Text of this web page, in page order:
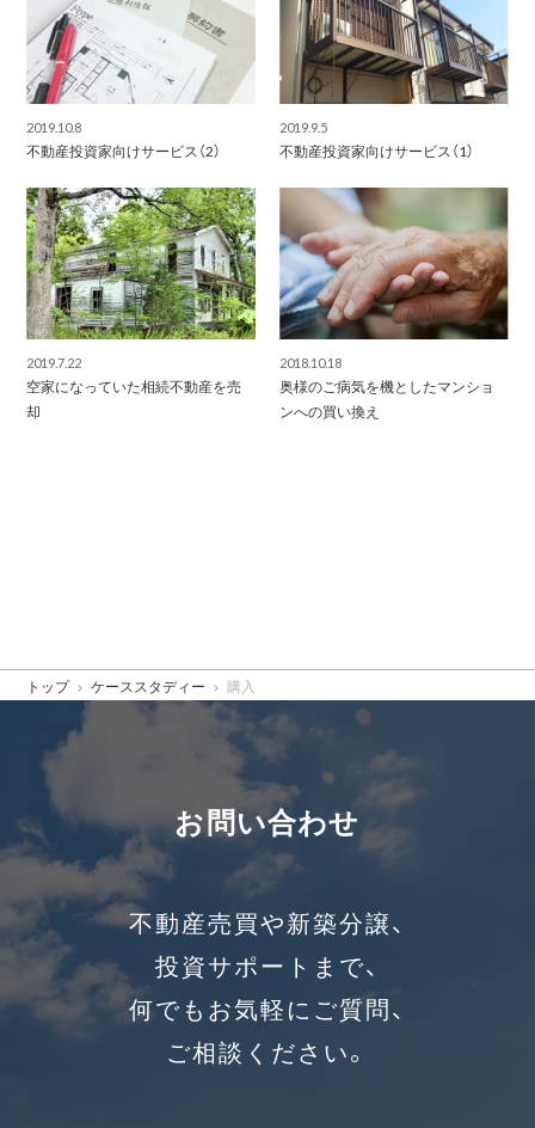
2019.10.8
不動産投資家向けサービス（2）
2019.9.5
不動産投資家向けサービス（1）
2019.7.22
空家になっていた相続不動産を売
却
2018.10.18
奥様のご病気を機としたマンショ
ンへの買い換え
トップ ケーススタディー 購入
お問い合わせ
不動産売買や新築分譲、
投資サポートまで、
何でもお気軽にご質問、
ご相談ください。